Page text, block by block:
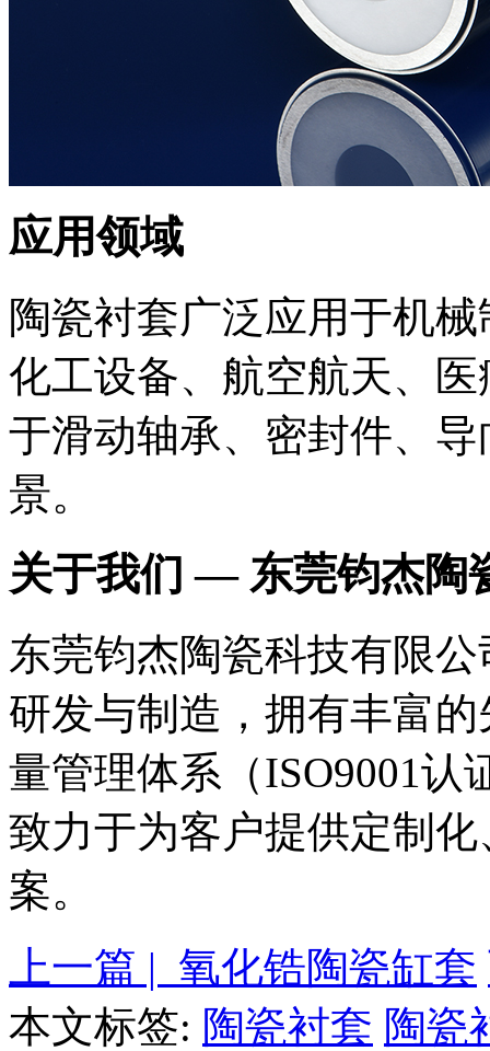
应用领域
陶瓷衬套广泛应用于机
化工设备、航空航天、
于滑动轴承、密封件、
景。
关于我们 — 东莞钧杰陶
东莞钧杰陶瓷科技有限
研发与制造，拥有丰富
量管理体系（ISO9001认
致力于为客户提供定制
案。
上一篇 | 氧化锆陶瓷缸套
本文标签: 陶瓷衬套 陶瓷